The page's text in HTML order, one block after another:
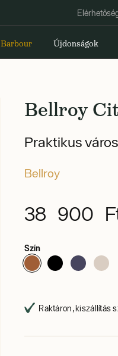
Barbour Újdonságok
Bellroy
Praktikus
Bellroy
38 900
Szín
Raktáron, kiszállítás